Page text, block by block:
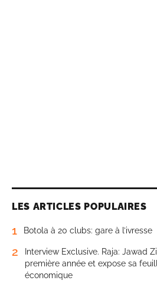
LES ARTICLES POPULAIRES
1 Botola à 20 clubs: gare à l’ivresse
2
Interview Exclusive. Raja: Jawad
première année et expose sa
économique